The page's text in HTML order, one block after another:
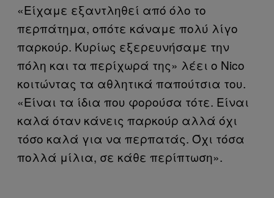
«Είχαμε εξαντληθεί από όλο το
περπάτημα, οπότε κάναμε πολύ λίγο
παρκούρ. Κυρίως εξερευνήσαμε την
πόλη και τα περίχωρά της» λέει ο Nico
κοιτώντας τα αθλητικά παπούτσια του.
«Είναι τα ίδια που φορούσα τότε. Είναι
καλά όταν κάνεις παρκούρ αλλά όχι
τόσο καλά για να περπατάς. Όχι τόσα
πολλά μίλια, σε κάθε περίπτωση».